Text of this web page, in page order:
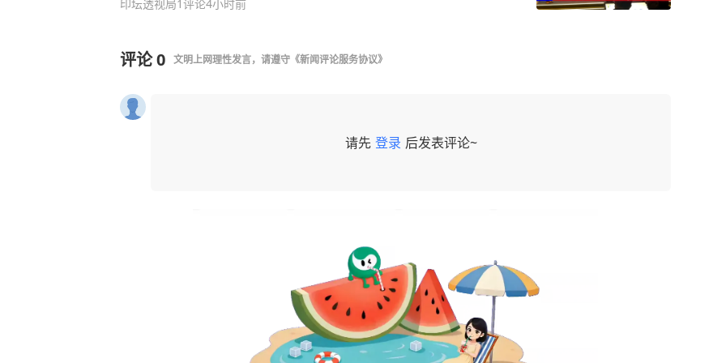
印坛透视局1评论4小时前
评论0 文明上网理性发言，请遵守 《新闻评论服务协议》
请先 登录 后发表评论~